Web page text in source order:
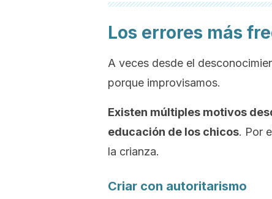
Los errores más
A veces desde el
porque improvisamos.
Existen múltiples motivos
educación de los chicos. Por
la crianza.
Criar con autoritarismo